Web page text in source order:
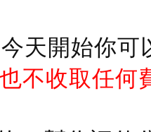
天開始你
不收取任何